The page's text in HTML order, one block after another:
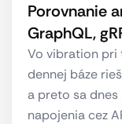
Porovnanie
GraphQL,
Vo vibration pri
dennej báze
a preto sa
napojenia cez